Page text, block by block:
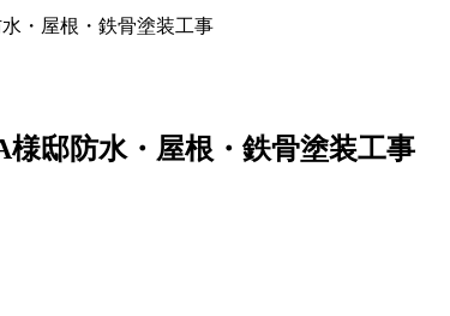
・屋根・鉄骨塗装工事
邸防水・屋根・鉄骨塗装工事